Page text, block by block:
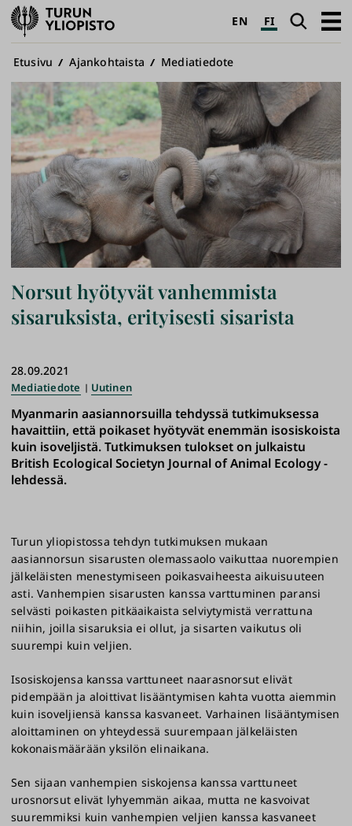
Turun
yliopisto
EN FI Haku
Avaa
Murupolku
Etusivu Ajankohtaista Mediatiedote
Norsut hyötyvät vanhemmista
sisaruksista, erityisesti sisarista
28.09.2021
Mediatiedote Uutinen
Myanmarin aasiannorsuilla tehdyssä tutkimuksessa
havaittiin, että poikaset hyötyvät enemmän isosiskoista
kuin isoveljistä. Tutkimuksen tulokset on julkaistu
British Ecological Societyn Journal of Animal Ecology -
lehdessä.
Turun yliopistossa tehdyn tutkimuksen mukaan
aasiannorsun sisarusten olemassaolo vaikuttaa nuorempien
jälkeläisten menestymiseen poikasvaiheesta aikuisuuteen
asti. Vanhempien sisarusten kanssa varttuminen paransi
selvästi poikasten pitkäaikaista selviytymistä verrattuna
niihin, joilla sisaruksia ei ollut, ja sisarten vaikutus oli
suurempi kuin veljien.
Isosiskojensa kanssa varttuneet naarasnorsut elivät
pidempään ja aloittivat lisääntymisen kahta vuotta aiemmin
kuin isoveljiensä kanssa kasvaneet. Varhainen lisääntymisen
aloittaminen on yhteydessä suurempaan jälkeläisten
kokonaismäärään yksilön elinaikana.
Sen sijaan vanhempien siskojensa kanssa varttuneet
urosnorsut elivät lyhyemmän aikaa, mutta ne kasvoivat
suuremmiksi kuin vanhempien veljien kanssa kasvaneet